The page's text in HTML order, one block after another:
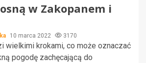
w Zakopanem i
10 marca 2022 3170
wielkimi krokami, co może oznaczać
pogodę zachęcającą do